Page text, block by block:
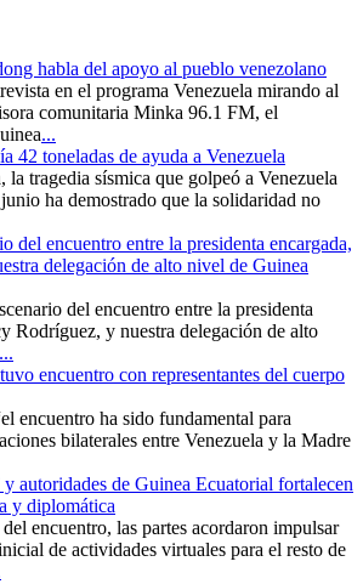
habla del apoyo al pueblo venezolano
en el programa Venezuela mirando al
comunitaria Minka 96.1 FM, el
...
42 toneladas de ayuda a Venezuela
la tragedia sísmica que golpeó a Venezuela
ha demostrado que la solidaridad no
del encuentro entre la presidenta encargada,
delegación de alto nivel de Guinea
del encuentro entre la presidenta
Rodríguez, y nuestra delegación de alto
...
encuentro con representantes del cuerpo
encuentro ha sido fundamental para
bilaterales entre Venezuela y la Madre
autoridades de Guinea Ecuatorial fortalecen
y diplomática
encuentro, las partes acordaron impulsar
de actividades virtuales para el resto de